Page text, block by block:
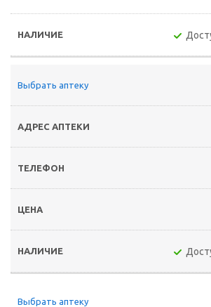
Выбрать аптеку
Выбрать аптеку